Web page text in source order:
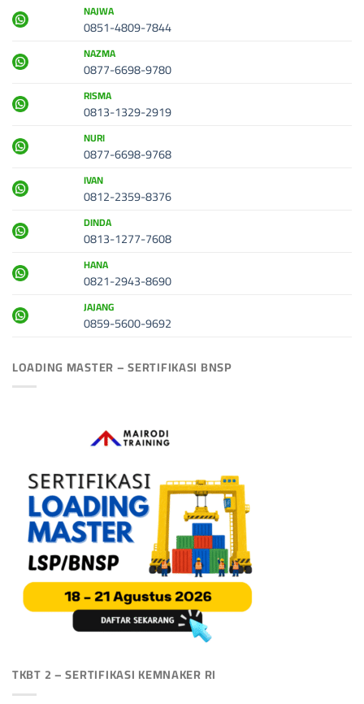
NAJWA
0851-4809-7844
NAZMA
0877-6698-9780
RISMA
0813-1329-2919
NURI
0877-6698-9768
IVAN
0812-2359-8376
DINDA
0813-1277-7608
HANA
0821-2943-8690
JAJANG
0859-5600-9692
LOADING MASTER – SERTIFIKASI BNSP
TKBT 2 – SERTIFIKASI KEMNAKER RI